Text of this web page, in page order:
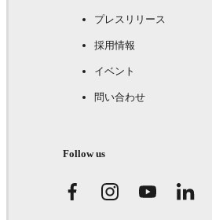
プレスリリース
採用情報
イベント
問い合わせ
Follow us